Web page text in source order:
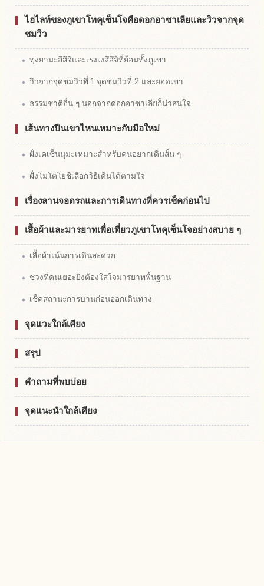
ไฮไลท์ของภูเขาโทคุเซ็นโจคือดอกอาซาเลียและวิวจากจุด
ชมวิว
ทุ่งยามะสึสึจิและเรงเงสึสึจิที่ย้อมทั้งภูเขา
วิวจากจุดชมวิวที่ 1 จุดชมวิวที่ 2 และยอดเขา
ธรรมชาติอื่น ๆ นอกจากดอกอาซาเลียก็น่าสนใจ
เส้นทางปีนเขาไหนเหมาะกับมือใหม่
ฝั่งเคเซ็นนุมะเหมาะสำหรับคนอยากเดินสั้น ๆ
ฝั่งโมโตโยชิเลือกวิธีเดินได้ตามใจ
เรื่องลานจอดรถและการเดินทางที่ควรเช็คก่อนไป
เสื้อผ้าและมารยาทเพื่อเที่ยวภูเขาโทคุเซ็นโจอย่างสบาย ๆ
เสื้อผ้าเน้นการเดินสะดวก
ช่วงที่คนเยอะยิ่งต้องใส่ใจมารยาทพื้นฐาน
เช็คสถานะการบานก่อนออกเดินทาง
จุดแวะใกล้เคียง
สรุป
คำถามที่พบบ่อย
จุดแนะนำใกล้เคียง